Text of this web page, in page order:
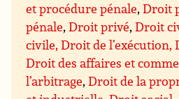
et procédure pénale,Droit
pénale,Droit privé,Droit
civile, Droit de l’exécution,
Droit des affaires et
l’arbitrage,Droit de la